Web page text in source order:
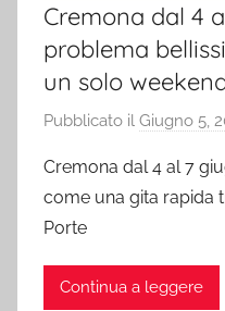
Cremona dal 4
problema
un solo
Pubblicato il Giugno 5,
Cremona dal 4 al 7
come una gita rapida
Porte
Continua a leggere